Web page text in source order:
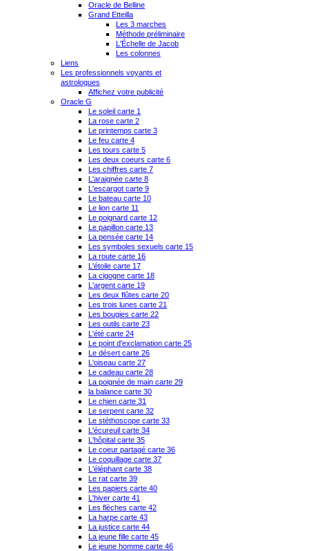
Oracle de Belline
Grand Etteilla
Les 3 marches
Méthode préliminaire
L'Échelle de Jacob
Les colonnes
Liens
Les professionnels voyants et
astrologues
Affichez votre publicité
Oracle G
Le soleil carte 1
La rose carte 2
Le printemps carte 3
Le feu carte 4
Les tours carte 5
Les deux coeurs carte 6
Les chiffres carte 7
L'araignée carte 8
L'escargot carte 9
Le bateau carte 10
Le lion carte 11
Le poignard carte 12
Le papillon carte 13
La pensée carte 14
Les symboles sexuels carte 15
La route carte 16
L'étoile carte 17
La cigogne carte 18
L'argent carte 19
Les deux flûtes carte 20
Les trois lunes carte 21
Les bougies carte 22
Les outils carte 23
L'été carte 24
Le point d'exclamation carte 25
Le désert carte 26
L'oiseau carte 27
Le cadeau carte 28
La poignée de main carte 29
la balance carte 30
Le chien carte 31
Le serpent carte 32
Le stéthoscope carte 33
L'écureuil carte 34
L'hôpital carte 35
Le coeur partagé carte 36
Le coquillage carte 37
L'éléphant carte 38
Le rat carte 39
Les papiers carte 40
L'hiver carte 41
Les flèches carte 42
La harpe carte 43
La justice carte 44
La jeune fille carte 45
Le jeune homme carte 46